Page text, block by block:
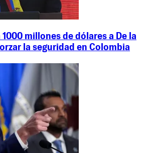
1000 millones de dólares a De la
la seguridad en Colombia